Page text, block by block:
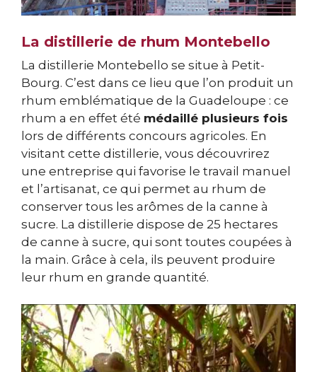
La distillerie de rhum Montebello
La distillerie Montebello se situe à Petit-
Bourg. C’est dans ce lieu que l’on produit un
rhum emblématique de la Guadeloupe : ce
rhum a en effet été médaillé plusieurs fois
lors de différents concours agricoles. En
visitant cette distillerie, vous découvrirez
une entreprise qui favorise le travail manuel
et l’artisanat, ce qui permet au rhum de
conserver tous les arômes de la canne à
sucre. La distillerie dispose de 25 hectares
de canne à sucre, qui sont toutes coupées à
la main. Grâce à cela, ils peuvent produire
leur rhum en grande quantité.